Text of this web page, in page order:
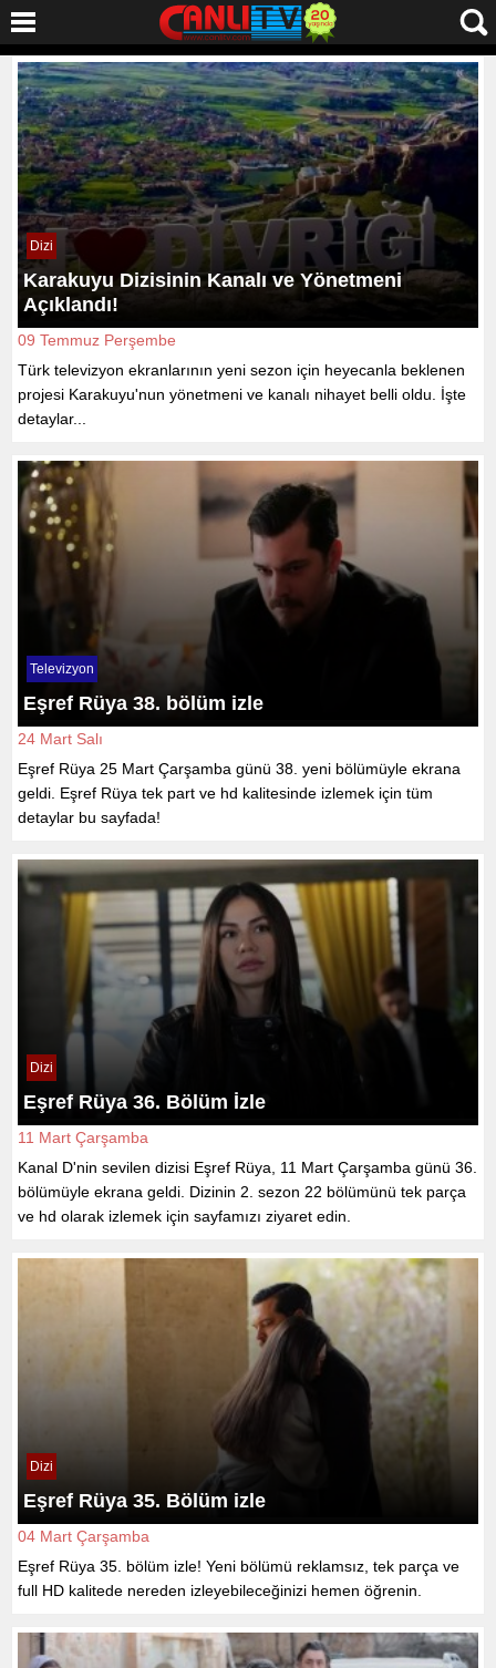
Dizi
Karakuyu Dizisinin Kanalı ve Yönetmeni
Açıklandı!
09 Temmuz Perşembe
Türk televizyon ekranlarının yeni sezon için heyecanla beklenen
projesi Karakuyu'nun yönetmeni ve kanalı nihayet belli oldu. İşte
detaylar...
Televizyon
Eşref Rüya 38. bölüm izle
24 Mart Salı
Eşref Rüya 25 Mart Çarşamba günü 38. yeni bölümüyle ekrana
geldi. Eşref Rüya tek part ve hd kalitesinde izlemek için tüm
detaylar bu sayfada!
Dizi
Eşref Rüya 36. Bölüm İzle
11 Mart Çarşamba
Kanal D'nin sevilen dizisi Eşref Rüya, 11 Mart Çarşamba günü 36.
bölümüyle ekrana geldi. Dizinin 2. sezon 22 bölümünü tek parça
ve hd olarak izlemek için sayfamızı ziyaret edin.
Dizi
Eşref Rüya 35. Bölüm izle
04 Mart Çarşamba
Eşref Rüya 35. bölüm izle! Yeni bölümü reklamsız, tek parça ve
full HD kalitede nereden izleyebileceğinizi hemen öğrenin.